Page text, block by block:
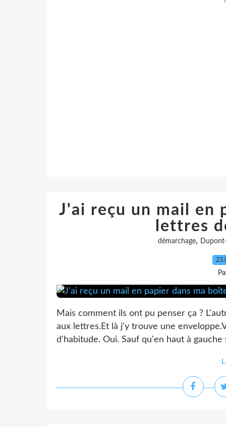
J'ai reçu un mail en
lettres
démarchage,
Mais comment ils ont pu penser ça ?
aux lettres.Et là j'y trouve une
d'habitude. Oui. Sauf qu'en haut à